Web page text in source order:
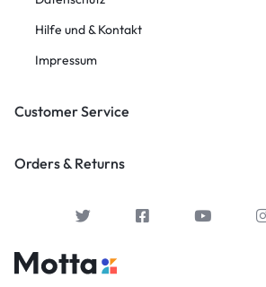
Hilfe und & Kontakt
Impressum
Customer Service
Orders & Returns